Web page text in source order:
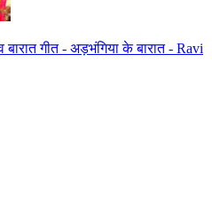
गीत - अड़भंगिया के बारात - Ravi